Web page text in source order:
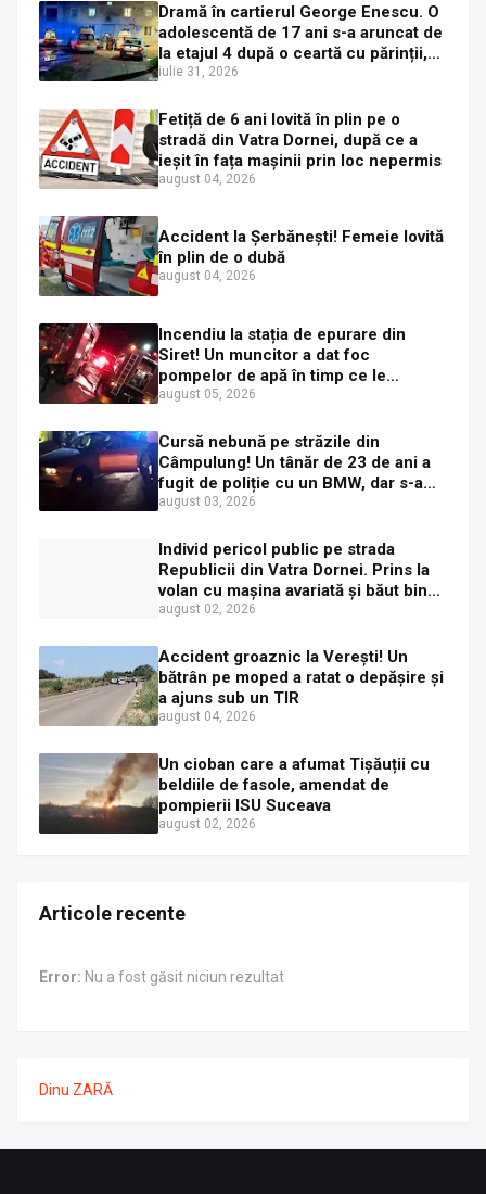
Dramă în cartierul George Enescu. O
adolescentă de 17 ani s-a aruncat de
la etajul 4 după o ceartă cu părinții,
pe fondul consumului de alcool în
iulie 31, 2026
Fetiță de 6 ani lovită în plin pe o
stradă din Vatra Dornei, după ce a
ieșit în fața mașinii prin loc nepermis
august 04, 2026
Accident la Șerbănești! Femeie lovită
în plin de o dubă
august 04, 2026
Incendiu la stația de epurare din
Siret! Un muncitor a dat foc
pompelor de apă în timp ce le
alimenta cu combustibil
august 05, 2026
Cursă nebună pe străzile din
Câmpulung! Un tânăr de 23 de ani a
fugit de poliție cu un BMW, dar s-a
oprit într-un gard de pe strada
august 03, 2026
Individ pericol public pe strada
Republicii din Vatra Dornei. Prins la
volan cu mașina avariată și băut bine,
în plină zi
august 02, 2026
Accident groaznic la Verești! Un
bătrân pe moped a ratat o depășire și
a ajuns sub un TIR
august 04, 2026
Un cioban care a afumat Tișăuții cu
beldiile de fasole, amendat de
pompierii ISU Suceava
august 02, 2026
Articole recente
Error: Nu a fost găsit niciun rezultat
Dinu ZARĂ